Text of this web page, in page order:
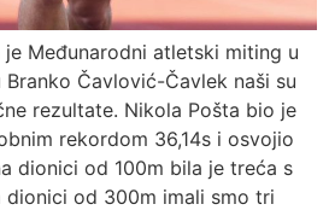
je Međunarodni atletski miting u
Čavlović-Čavlek naši su
rezultate. Nikola Pošta bio je
rekordom 36,14s i osvojio
dionici od 100m bila je treća s
dionici od 300m imali smo tri